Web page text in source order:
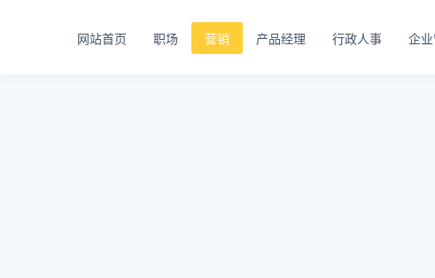
网站首页 职场 营销 产品经理 行政人事 企